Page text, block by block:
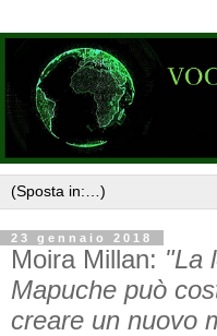
23 gennaio 2018
Moira Millan: "La
Mapuche può
creare un nuovo